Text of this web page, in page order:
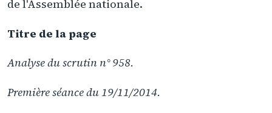
de l'Assemblée nationale.
Titre de la page
Analyse du scrutin n° 958.
Première séance du 19/11/2014.